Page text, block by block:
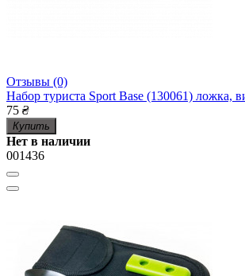
Отзывы (0)
Набор туриста Sport Base (130061) ложка,
75 ₴
Купить
Нет в наличии
001436